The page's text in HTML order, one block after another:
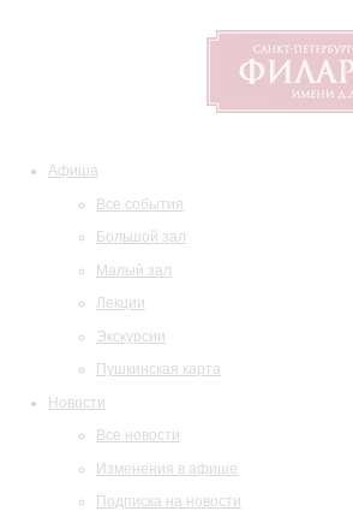
Афиша
Все события
Большой зал
Малый зал
Лекции
Экскурсии
Пушкинская карта
Новости
Все новости
Изменения в афише
Подписка на новости